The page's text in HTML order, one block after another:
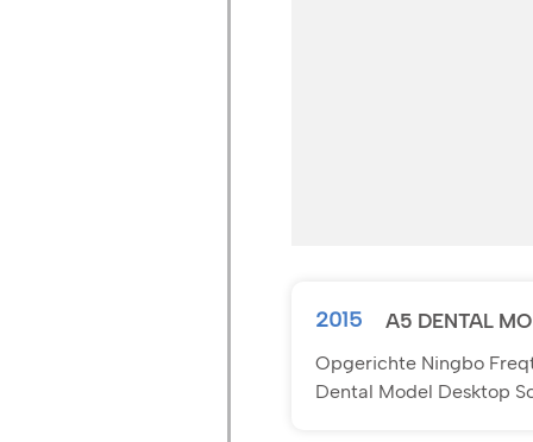
2015 A5 DENTAL
Opgerichte Ningbo
Dental Model Desktop